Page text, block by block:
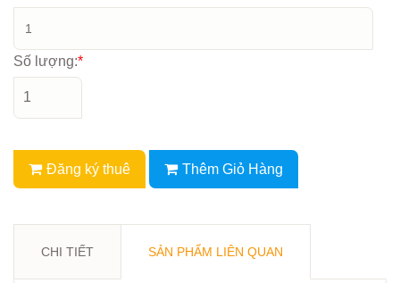
Số lượng:*
Đăng ký thuê Thêm Giỏ Hàng
CHI TIẾT SẢN PHẨM LIÊN QUAN